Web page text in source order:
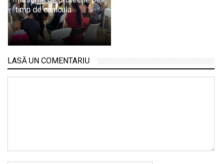
timp de caniculă
LASĂ UN COMENTARIU